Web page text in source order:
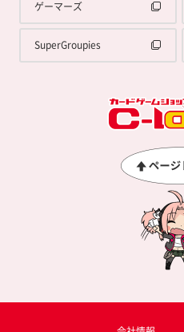
ゲーマーズ
SuperGroupies